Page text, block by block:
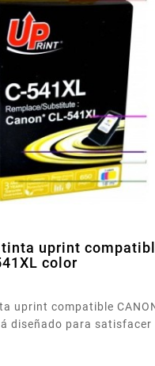
uprint
color
uprint compatible
diseñado para satisfacer
impresión a color del día a